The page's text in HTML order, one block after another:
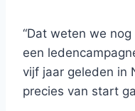
“Dat weten we
een
vijf jaar geleden in
precies van start